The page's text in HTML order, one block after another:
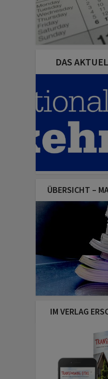
DAS
ÜBERSICHT –
IM VERLAG